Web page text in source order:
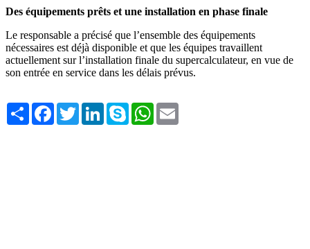
Des équipements prêts et une installation en phase finale
Le responsable a précisé que l’ensemble des équipements
nécessaires est déjà disponible et que les équipes travaillent
actuellement sur l’installation finale du supercalculateur, en vue de
son entrée en service dans les délais prévus.
Share FacebookTwitterLinkedInSkype WhatsApp